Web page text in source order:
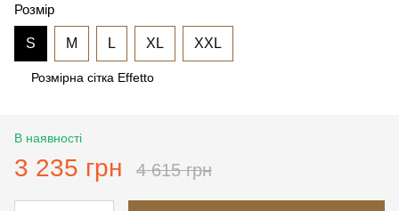
Розмір
S M L XL XXL
Розмірна сітка Effetto
В наявності
3 235 грн 4 615 грн